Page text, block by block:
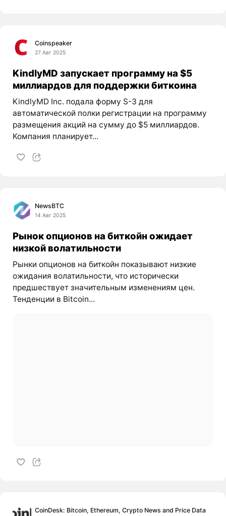
Coinspeaker
27 Авг 2025
KindlyMD запускает программу на $5
миллиардов для поддержки биткоина
KindlyMD Inc. подала форму S-3 для
автоматической полки регистрации на программу
размещения акций на сумму до $5 миллиардов.
Компания планирует...
NewsBTC
14 Авг 2025
Рынок опционов на биткойн ожидает
низкой волатильности
Рынки опционов на биткойн показывают низкие
ожидания волатильности, что исторически
предшествует значительным изменениям цен.
Тенденции в Bitcoin...
CoinDesk: Bitcoin, Ethereum, Crypto News and Price Data